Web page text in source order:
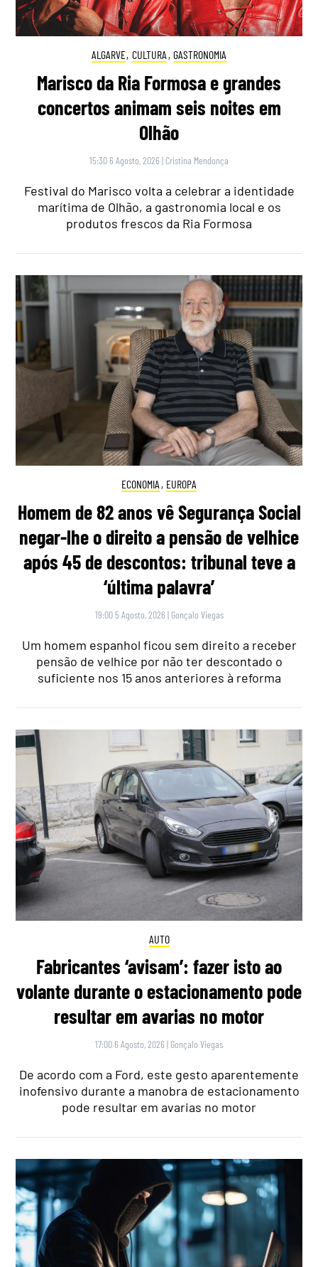
ALGARVE, CULTURA , GASTRONOMIA
Marisco da Ria Formosa e grandes
concertos animam seis noites em
Olhão
15:30 6 Agosto, 2026 | Cristina Mendonça
Festival do Marisco volta a celebrar a identidade
marítima de Olhão, a gastronomia local e os
produtos frescos da Ria Formosa
ECONOMIA , EUROPA
Homem de 82 anos vê Segurança Social
negar-lhe o direito a pensão de velhice
após 45 de descontos: tribunal teve a
‘última palavra’
19:00 5 Agosto, 2026 | Gonçalo Viegas
Um homem espanhol ficou sem direito a receber
pensão de velhice por não ter descontado o
suficiente nos 15 anos anteriores à reforma
AUTO
Fabricantes ‘avisam’: fazer isto ao
volante durante o estacionamento pode
resultar em avarias no motor
17:00 6 Agosto, 2026 | Gonçalo Viegas
De acordo com a Ford, este gesto aparentemente
inofensivo durante a manobra de estacionamento
pode resultar em avarias no motor